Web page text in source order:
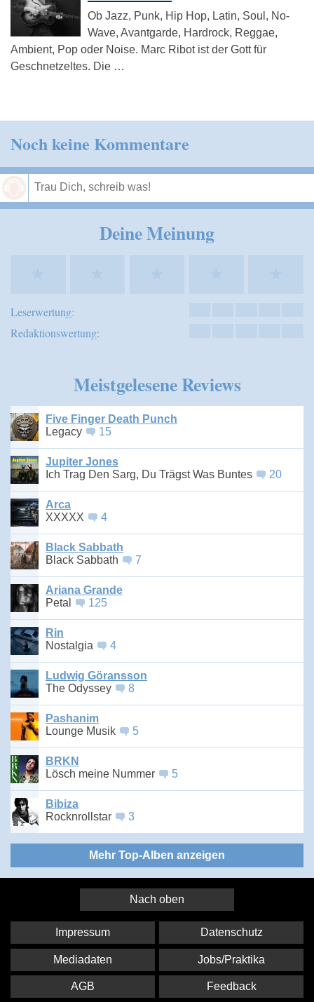
Ob Jazz, Punk, Hip Hop, Latin, Soul, No-
Wave, Avantgarde, Hardrock, Reggae,
Ambient, Pop oder Noise. Marc Ribot ist der Gott für
Geschnetzeltes. Die …
Noch keine Kommentare
Deine Meinung
Leserwertung:
Redaktionswertung:
Meistgelesene Reviews
Five Finger Death Punch
Legacy
15
Jupiter Jones
Ich Trag Den Sarg, Du Trägst Was Buntes
20
Arca
XXXXX
4
Black Sabbath
Black Sabbath
7
Ariana Grande
Petal
125
Rin
Nostalgia
4
Ludwig Göransson
The Odyssey
8
Pashanim
Lounge Musik
5
BRKN
Lösch meine Nummer
5
Bibiza
Rocknrollstar
3
Mehr Top-Alben anzeigen
Nach oben
Impressum Datenschutz
Mediadaten Jobs/Praktika
AGB Feedback